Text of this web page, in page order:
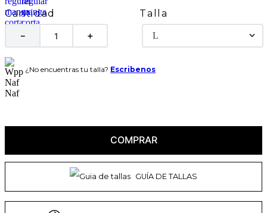
Cantidad
＋
－
Talla
L
¿No encuentras tu talla? Escribenos
COMPRAR
GUÍA DE TALLAS